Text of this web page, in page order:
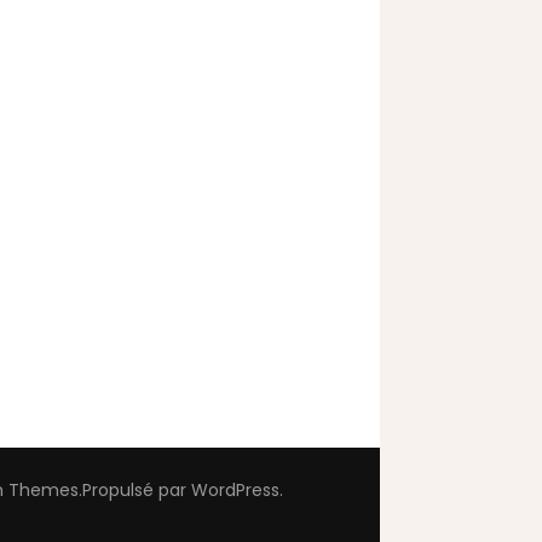
Themes.Propulsé par WordPress.